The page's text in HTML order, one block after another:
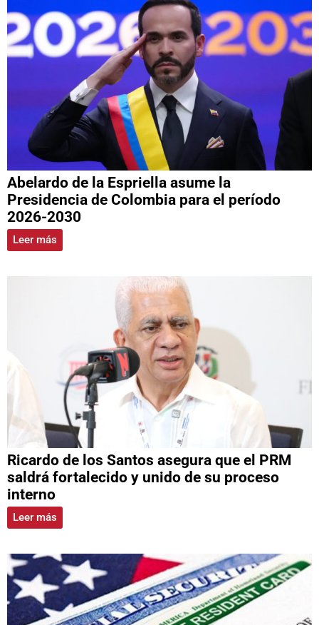
Abelardo de la Espriella asume la
Presidencia de Colombia para el período
2026-2030
Leer más
Ricardo de los Santos asegura que el PRM
saldrá fortalecido y unido de su proceso
interno
Leer más